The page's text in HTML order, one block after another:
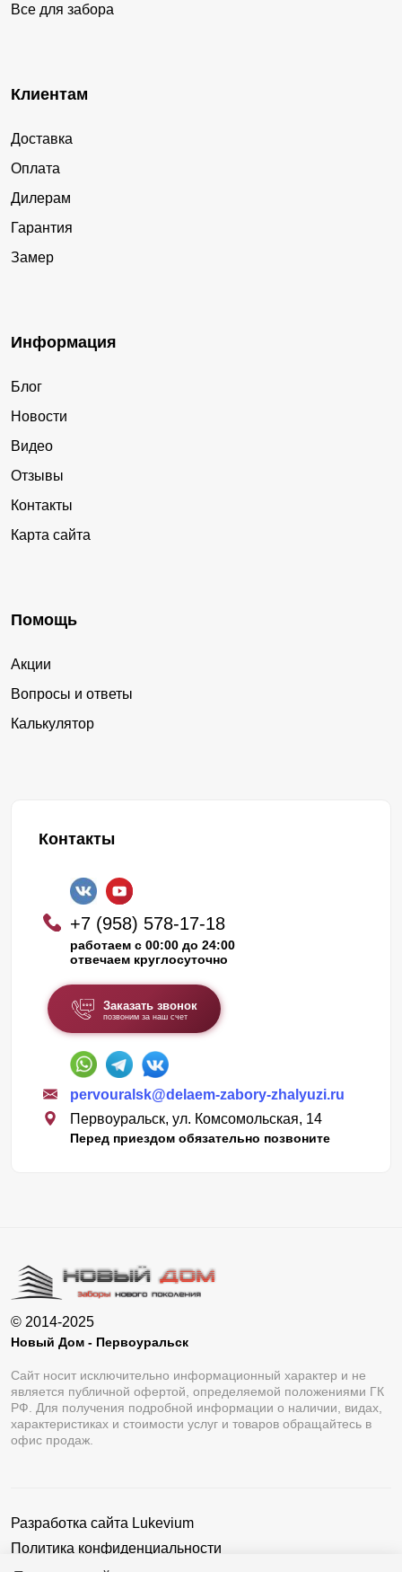
Все для забора
Клиентам
Доставка
Оплата
Дилерам
Гарантия
Замер
Информация
Блог
Новости
Видео
Отзывы
Контакты
Карта сайта
Помощь
Акции
Вопросы и ответы
Калькулятор
Контакты
+7 (958) 578-17-18
работаем с 00:00 до 24:00
отвечаем круглосуточно
Заказать звонок
позвоним за наш счет
pervouralsk@delaem-zabory-zhalyuzi.ru
Первоуральск, ул. Комсомольская, 14
Перед приездом обязательно позвоните
© 2014-2025
Новый Дом - Первоуральск
Сайт носит исключительно информационный характер и не
является публичной офертой, определяемой положениями ГК
РФ. Для получения подробной информации о наличии, видах,
характеристиках и стоимости услуг и товаров обращайтесь в
офис продаж.
Разработка сайта Lukevium
Политика конфиденциальности